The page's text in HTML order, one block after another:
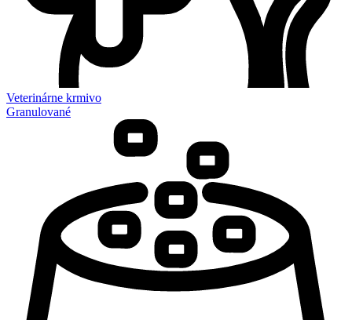
Veterinárne krmivo
Granulované